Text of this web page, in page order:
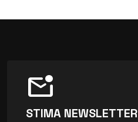
mark_email_unread
STIMA NEWSLETTER